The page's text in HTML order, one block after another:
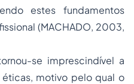
estes fundamentos
(MACHADO, 2003,
se imprescindível a
éticas, motivo pelo qual o